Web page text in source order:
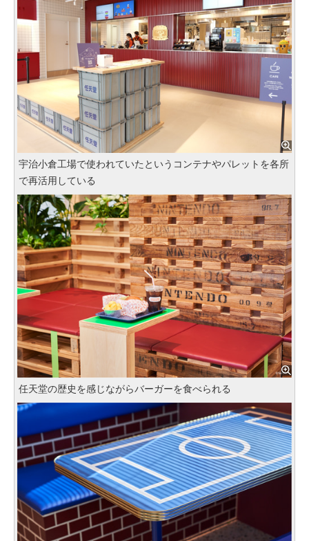
宇治小倉工場で使われていたというコンテナやパレットを各所
で再活用している
任天堂の歴史を感じながらバーガーを食べられる